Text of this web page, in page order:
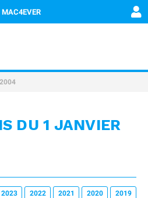
MAC4EVER
DU 1 JANVIER
2023 2022 2021 2020 2019